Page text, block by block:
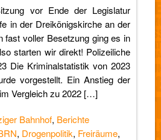
vor Ende der Legislatur
in der Dreikönigskirche an der
fast voller Besetzung ging es in
starten wir direkt! Polizeiliche
Die Kriminalstatistik von 2023
vorgestellt. Ein Anstieg der
Vergleich zu 2022 […]
Bahnhof, Berichte
, Drogenpolitik, Freiräume,